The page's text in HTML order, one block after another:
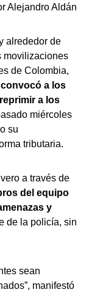
Alejandro Aldán
movilizaciones
de Colombia,
a los
a los
miércoles
su
tributaria.
a través de
del equipo
y
de la policía, sin
sean
manifestó